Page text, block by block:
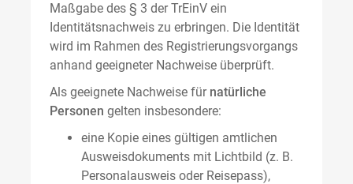
Maßgabe des § 3 der TrEinV ein
Identitätsnachweis zu erbringen. Die Identität
wird im Rahmen des Registrierungsvorgangs
anhand geeigneter Nachweise überprüft.
Als geeignete Nachweise für natürliche
Personen gelten insbesondere:
eine Kopie eines gültigen amtlichen
Ausweisdokuments mit Lichtbild (z. B.
Personalausweis oder Reisepass),